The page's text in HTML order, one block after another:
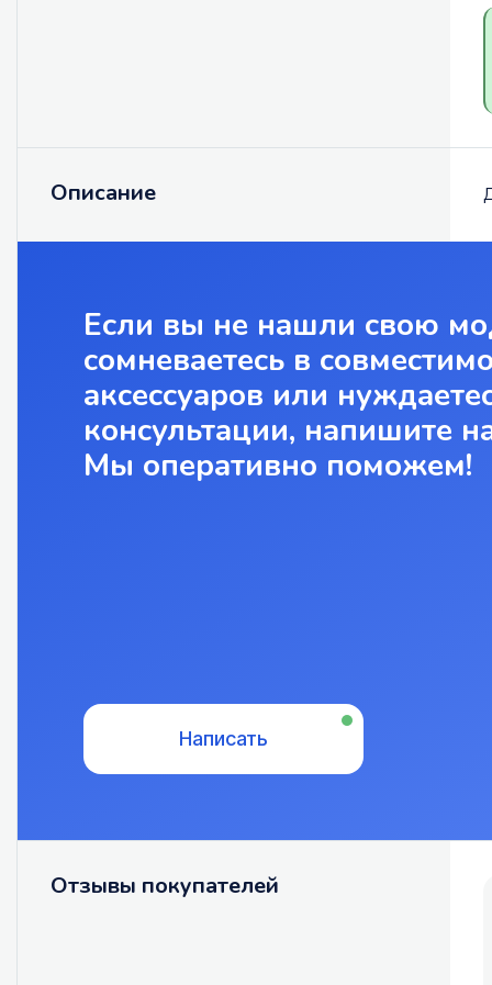
Описание
Если вы не нашли свою
сомневаетесь в
аксессуаров или
консультации, напишите
Мы оперативно поможем!
Написать
Отзывы покупателей